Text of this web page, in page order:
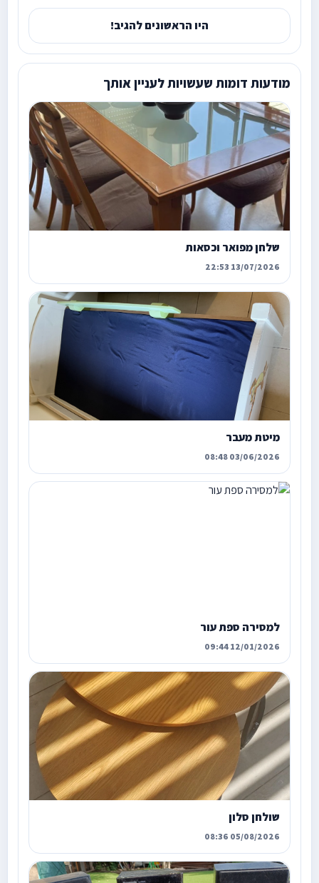
היו הראשונים להגיב!
מודעות דומות שעשויות לעניין אותך
שלחן מפואר וכסאות
13/07/2026 22:53
מיטת מעבר
03/06/2026 08:48
למסירה ספת עור
12/01/2026 09:44
שולחן סלון
05/08/2026 08:36